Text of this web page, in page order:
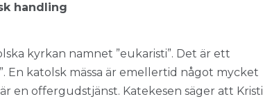
handling
kyrkan namnet ”eukaristi”. Det är ett
En katolsk mässa är emellertid något mycket
en offergudstjänst. Katekesen säger att Kristi